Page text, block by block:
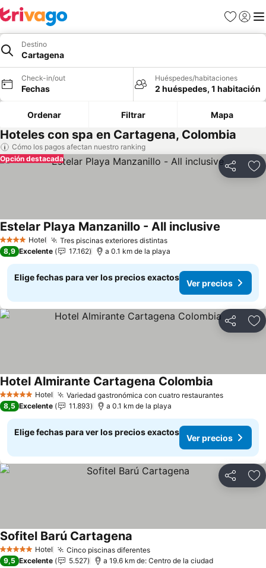
Favoritos
Iniciar
Destino
Cartagena
Check-in/out
Fechas
Huéspedes/habitaciones
2 huéspedes, 1 habitación
Ordenar Filtrar Mapa
Hoteles con spa en Cartagena, Colombia
Cómo los pagos afectan nuestro ranking
Compartir
Opción destacada
4 EstrellasHotel Tres piscinas exteriores distintasVer precios
Estelar Playa Manzanillo - All inclusive
8,9 Excelente 17.162 a 0.1 km de la playa
Elige fechas para ver los precios exactos
Ver precios
Compartir
5 Estrellas Hotel Variedad gastronómica con cuatro restaurantesVer
Hotel Almirante Cartagena Colombia
8,5 Excelente 11.893 a 0.1 km de la playa
Elige fechas para ver los precios exactos
Ver precios
Compartir
5 Estrellas Hotel Cinco piscinas diferentesVer precios
Sofitel Barú Cartagena
9,5 Excelente 5.527 a 19.6 km de: Centro de la ciudad